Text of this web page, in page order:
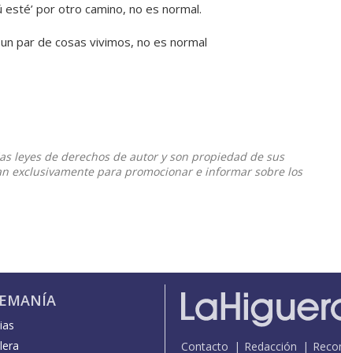
por otro camino, no es normal.
par de cosas vivimos, no es normal
leyes de derechos de autor y son propiedad de sus
exclusivamente para promocionar e informar sobre los
Contacto Redacción